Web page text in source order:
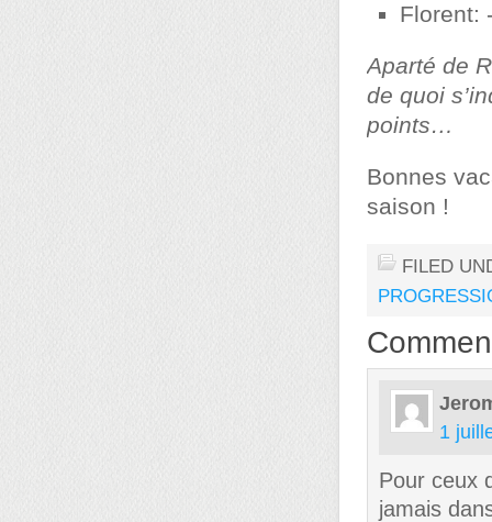
Florent:
Aparté de
de quoi
points…
Bonnes
saison !
FILED
1
Pour ceux
jamais